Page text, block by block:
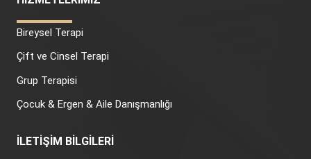
Bireysel Terapi
Çift ve Cinsel Terapi
Grup Terapisi
Çocuk & Ergen & Aile Danışmanlığı
İLETİŞİM BİLGİLERİ